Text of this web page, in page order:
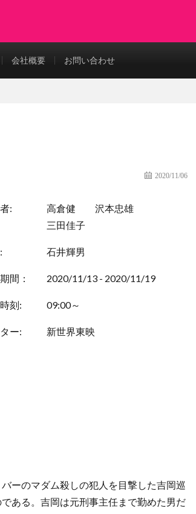
会社概要 お問い合わせ
2020/11/06
: 高倉健
沢本忠雄
三田佳子
石井輝男
間： 2020/11/13 - 2020/11/19
刻: 09:00～
ー: 新世界東映
ーのマダム殺しの犯人を目撃した吉岡巡
ある。吉岡は元刑事主任まで勤めた男だ